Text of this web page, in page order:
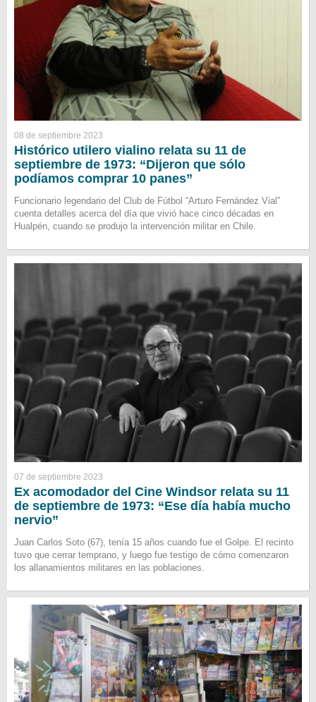
08 de septiembre 2023
Histórico utilero vialino relata su 11 de
septiembre de 1973: “Dijeron que sólo
podíamos comprar 10 panes”
Funcionario legendario del Club de Fútbol “Arturo Fernández Vial”
cuenta detalles acerca del día que vivió hace cinco décadas en
Hualpén, cuando se produjo la intervención militar en Chile.
07 de septiembre 2023
Ex acomodador del Cine Windsor relata su 11
de septiembre de 1973: “Ese día había mucho
nervio”
Juan Carlos Soto (67), tenía 15 años cuando fue el Golpe. El recinto
tuvo que cerrar temprano, y luego fue testigo de cómo comenzaron
los allanamientos militares en las poblaciones.